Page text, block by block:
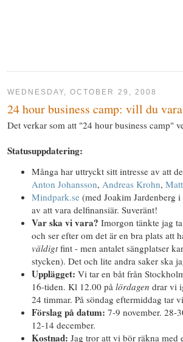
WEDNESDAY, OCTOBER 29, 2008
24 hour business camp: vill du
Det verkar som att "24 hour business camp"
Statusuppdatering:
Många har uttryckt sitt intresse av att
Anton Johansson, Andreas Krohn,
Mindpark.se (med Joakim Jardenberg
av att vara delfinansiär. Suveränt!
Var ska vi vara? Imorgon tänkte jag
och ser efter om det är en bra plats att
väldigtfint - men antalet sängplatser
stycken). Det och lite andra saker ska
Upplägget: Vi tar en båt från
16-tiden. Kl 12.00 på lördagen drar vi
24 timmar. På söndag eftermiddag tar
Förslag på datum: 7-9 november. 28-
12-14 december.
Kostnad: Jag tror att vi bör räkna med